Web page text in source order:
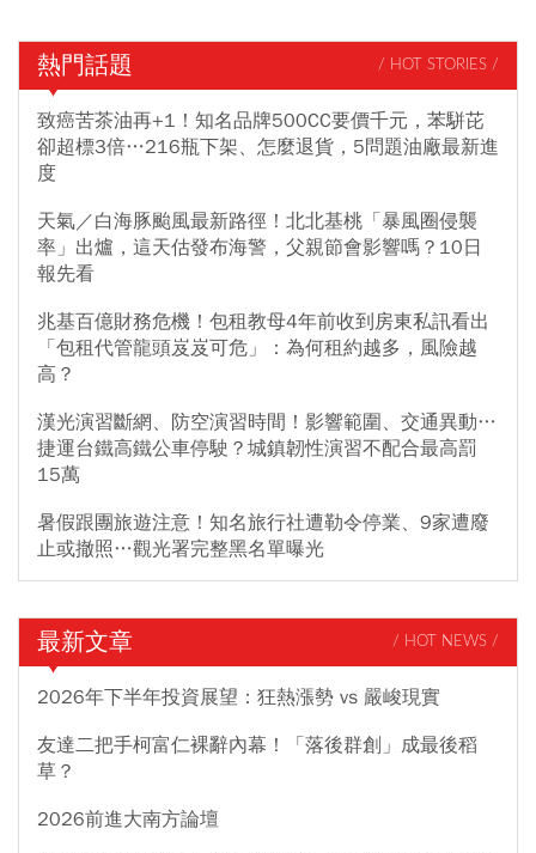
熱門話題 / HOT STORIES /
致癌苦茶油再+1！知名品牌500CC要價千元，苯駢芘
卻超標3倍…216瓶下架、怎麼退貨，5問題油廠最新進
度
天氣／白海豚颱風最新路徑！北北基桃「暴風圈侵襲
率」出爐，這天估發布海警，父親節會影響嗎？10日
報先看
兆基百億財務危機！包租教母4年前收到房東私訊看出
「包租代管龍頭岌岌可危」：為何租約越多，風險越
高？
漢光演習斷網、防空演習時間！影響範圍、交通異動…
捷運台鐵高鐵公車停駛？城鎮韌性演習不配合最高罰
15萬
暑假跟團旅遊注意！知名旅行社遭勒令停業、9家遭廢
止或撤照…觀光署完整黑名單曝光
最新文章 / HOT NEWS /
2026年下半年投資展望：狂熱漲勢 vs 嚴峻現實
友達二把手柯富仁裸辭內幕！「落後群創」成最後稻
草？
2026前進大南方論壇